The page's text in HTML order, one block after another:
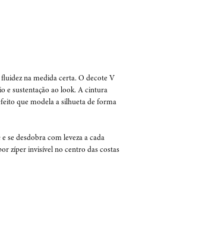
na medida certa. O decote V
e sustentação ao look. A cintura
que modela a silhueta de forma
se desdobra com leveza a cada
zíper invisível no centro das costas